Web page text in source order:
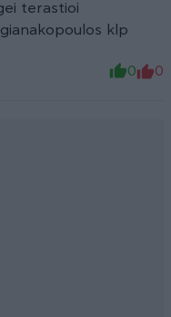
terastioi
klp
0 0